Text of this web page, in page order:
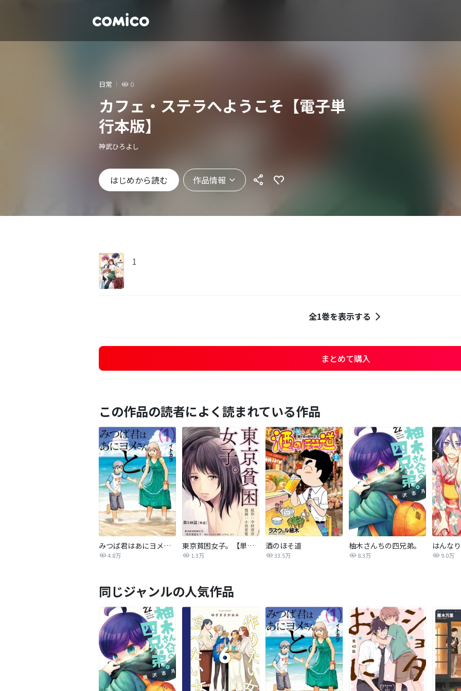
日常 0
カフェ・ステラへようこそ【電子単
行本版】
神武ひろよし
はじめから読む 作品情報
1
全1巻を表示する
まとめて購入
この作品の読者によく読まれている作品
みつば君はあにヨメさんと。
4.8万
東京貧困女子。【単話】
1.3万
酒のほそ道
33.5万
柚木さんちの四兄弟。
8.3万 9.0万
同じジャンルの人気作品